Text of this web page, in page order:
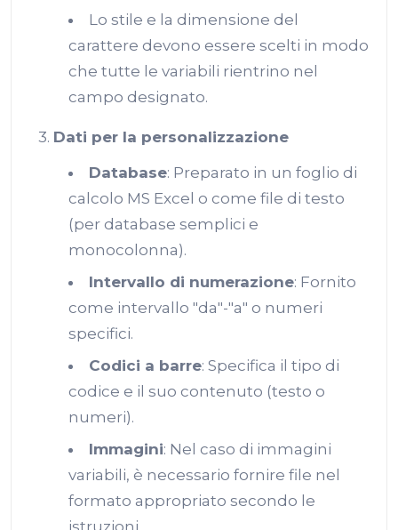
Lo stile e la dimensione del
carattere devono essere scelti in modo
che tutte le variabili rientrino nel
campo designato.
3. Dati per la personalizzazione
Database: Preparato in un foglio di
calcolo MS Excel o come file di testo
(per database semplici e
monocolonna).
Intervallo di numerazione: Fornito
come intervallo "da"-"a" o numeri
specifici.
Codici a barre: Specifica il tipo di
codice e il suo contenuto (testo o
numeri).
Immagini: Nel caso di immagini
variabili, è necessario fornire file nel
formato appropriato secondo le
istruzioni.